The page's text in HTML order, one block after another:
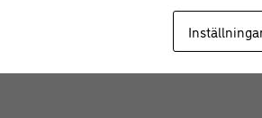
Denna bakplåt är designad
och 5-åriga non-stick-garanti.